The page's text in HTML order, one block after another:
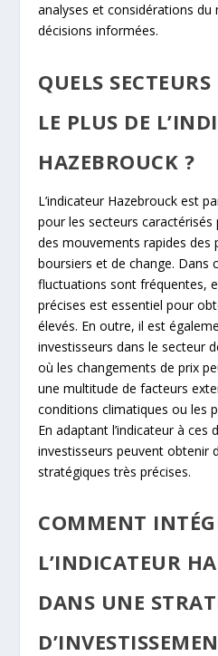
analyses et considérations du
décisions informées.
QUELS
LE PLUS DE
HAZEBROUCK ?
L’indicateur Hazebrouck est
pour les secteurs
des mouvements rapides des
boursiers et de change. Dans
fluctuations sont fréquentes,
précises est essentiel pour
élevés. En outre, il est
investisseurs dans le secteur
où les changements de prix
une multitude de facteurs
conditions climatiques ou les
En adaptant l’indicateur à ces
investisseurs peuvent obtenir
stratégiques très précises.
COMMENT
L’INDICATEUR
DANS UNE